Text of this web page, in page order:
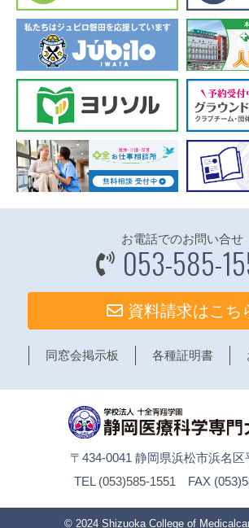
お電話でのお問い合せ
053-585-
資料請求はこち
同窓会掲示板 各種証明書
〒434-0041 静岡県浜松市浜名区
TEL (053)585-1551FAX
© 2024 Shizuoka College of